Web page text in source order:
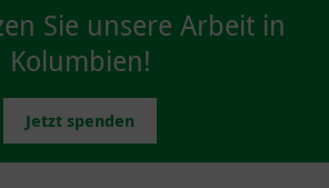
Sie unsere Arbeit in
Kolumbien!
Jetzt spenden